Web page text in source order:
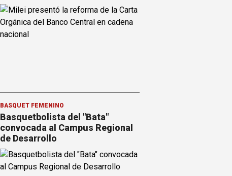
BÁSQUET FEMENINO
Basquetbolista del "Bata"
convocada al Campus Regional
de Desarrollo